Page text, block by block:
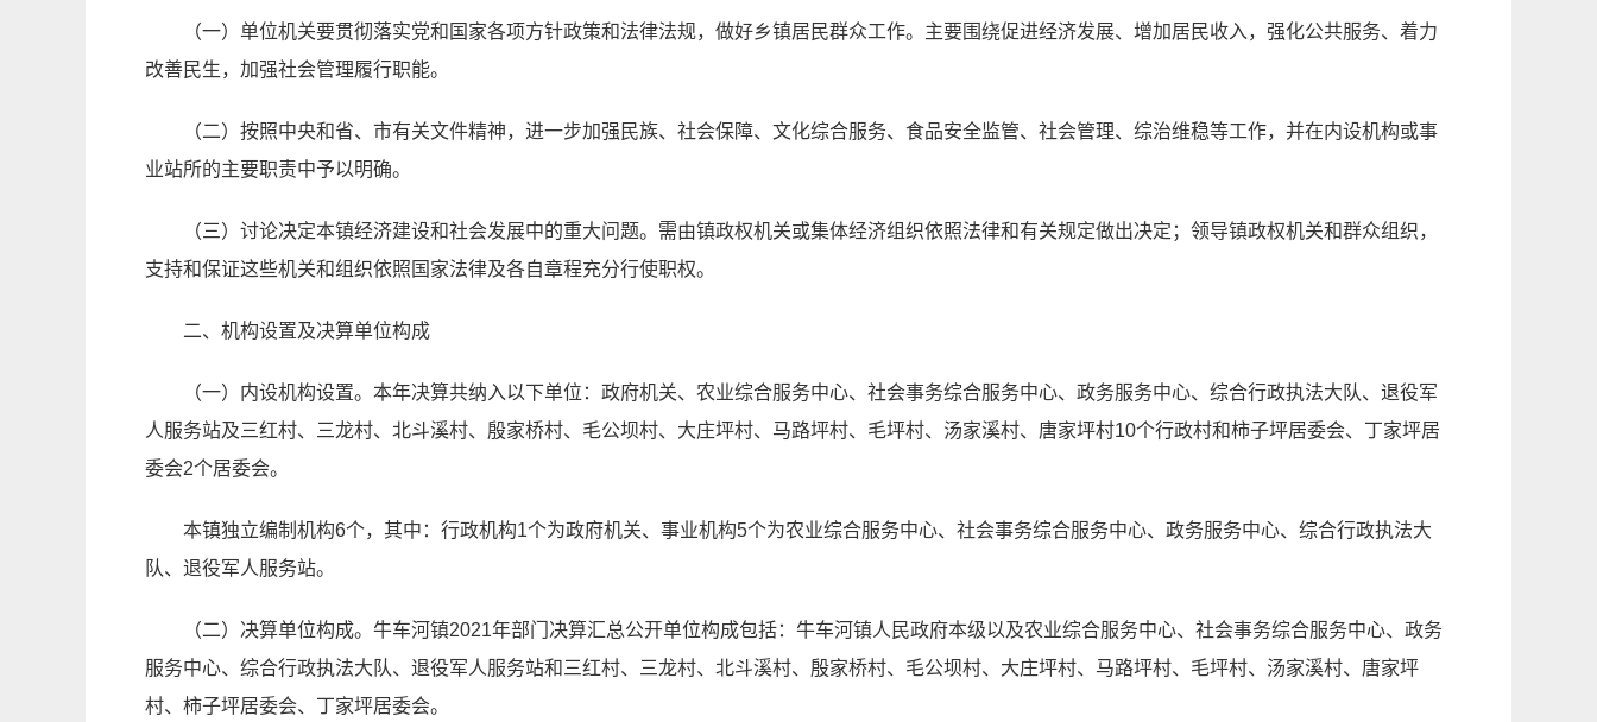
（一） 单位机关要贯彻落实党和国家各项方针政策和法律法规，做好乡镇居民群众工作。主要围绕促进经济发展、增加居民收入，强化公共服务、着力
改善民生，加强社会管理履行职能。
（二） 按照中央和省、市有关文件精神，进一步加强民族、社会保障、文化综合服务、食品安全监管、社会管理、综治维稳等工作，并在内设机构或事
业站所的主要职责中予以明确。
（三） 讨论决定本镇经济建设和社会发展中的重大问题。需由镇政权机关或集体经济组织依照法律和有关规定做出决定；领导镇政权机关和群众组织，
支持和保证这些机关和组织依照国家法律及各自章程充分行使职权。
二、机构设置及决算单位构成
（一）内设机构设置。 本年决算共纳入以下单位：政府机关、农业综合服务中心、社会事务综合服务中心、政务服务中心、综合行政执法大队、退役军
人服务站及三红村、三龙村、北斗溪村、殷家桥村、毛公坝村、大庄坪村、马路坪村、毛坪村、汤家溪村、唐家坪村10个行政村和柿子坪居委会、丁家坪居
委会2个居委会。
本镇独立编制机构6个，其中：行政机构1个为政府机关、事业机构5个为农业综合服务中心、社会事务综合服务中心、政务服务中心、综合行政执法大
队、退役军人服务站。
（二）决算单位构成。牛车河镇2021年部门决算汇总公开单位构成包括： 牛车河镇人民政府本级以及农业综合服务中心、社会事务综合服务中心、政务
服务中心、综合行政执法大队、退役军人服务站和 三红村、三龙村、北斗溪村、殷家桥村、毛公坝村、大庄坪村、马路坪村、毛坪村、汤家溪村、唐家坪
村、柿子坪居委会、丁家坪居委会。